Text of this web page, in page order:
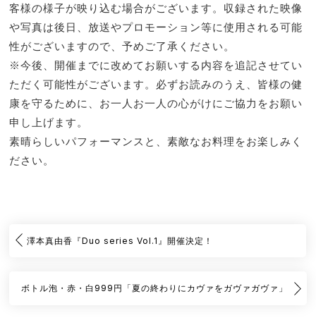
客様の様子が映り込む場合がございます。収録された映像
や写真は後日、放送やプロモーション等に使用される可能
性がございますので、予めご了承ください。
※今後、開催までに改めてお願いする内容を追記させてい
ただく可能性がございます。必ずお読みのうえ、皆様の健
康を守るために、お一人お一人の心がけにご協力をお願い
申し上げます。
素晴らしいパフォーマンスと、素敵なお料理をお楽しみく
ださい。
澤本真由香『Duo series Vol.1』開催決定！
ボトル泡・赤・白999円「夏の終わりにカヴァをガヴァガヴァ」